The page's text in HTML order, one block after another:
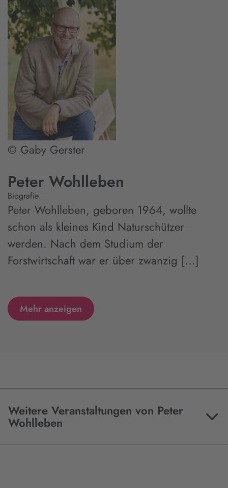
© Gaby Gerster
Peter Wohlleben
Biografie
Peter Wohlleben, geboren 1964, wollte
schon als kleines Kind Naturschützer
werden. Nach dem Studium der
Forstwirtschaft war er über zwanzig [...]
Mehr anzeigen
Weitere Veranstaltungen von Peter
Wohlleben